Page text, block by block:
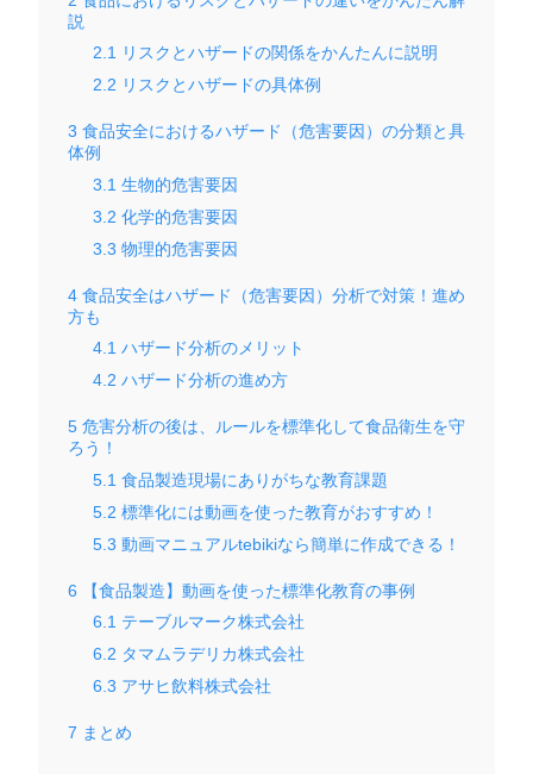
説
2.1 リスクとハザードの関係をかんたんに説明
2.2 リスクとハザードの具体例
3 食品安全におけるハザード（危害要因）の分類と具
体例
3.1 生物的危害要因
3.2 化学的危害要因
3.3 物理的危害要因
4 食品安全はハザード（危害要因）分析で対策！進め
方も
4.1 ハザード分析のメリット
4.2 ハザード分析の進め方
5 危害分析の後は、ルールを標準化して食品衛生を守
ろう！
5.1 食品製造現場にありがちな教育課題
5.2 標準化には動画を使った教育がおすすめ！
5.3 動画マニュアルtebikiなら簡単に作成できる！
6 【食品製造】動画を使った標準化教育の事例
6.1 テーブルマーク株式会社
6.2 タマムラデリカ株式会社
6.3 アサヒ飲料株式会社
7 まとめ